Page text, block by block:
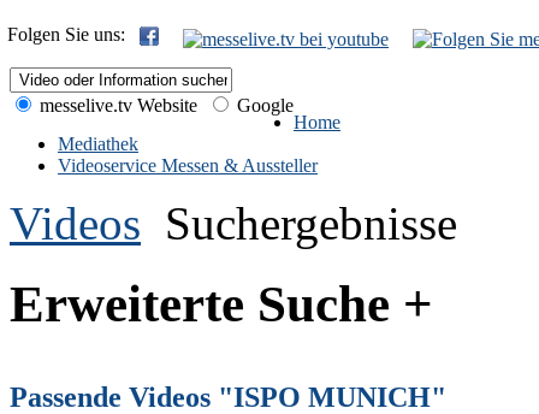
Folgen Sie uns:
messelive.tv Website
Google
Home
Mediathek
Videoservice Messen & Aussteller
Videos Suchergebnisse
Erweiterte Suche +
Passende Videos "ISPO MUNICH"